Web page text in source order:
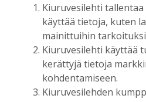
Salasana
Muista minut
Kiuruvesilehti
käyttää tietoja, kuten
mainittuihin
Kiuruvesilehti käyttää
kerättyjä tietoja
kohdentamiseen.
Kiuruvesilehden